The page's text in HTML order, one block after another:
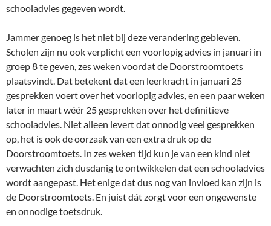
schooladvies gegeven wordt.
Jammer genoeg is het niet bij deze verandering gebleven.
Scholen zijn nu ook verplicht een voorlopig advies in januari in
groep 8 te geven, zes weken voordat de Doorstroomtoets
plaatsvindt. Dat betekent dat een leerkracht in januari 25
gesprekken voert over het voorlopig advies, en een paar weken
later in maart wéér 25 gesprekken over het definitieve
schooladvies. Niet alleen levert dat onnodig veel gesprekken
op, het is ook de oorzaak van een extra druk op de
Doorstroomtoets. In zes weken tijd kun je van een kind niet
verwachten zich dusdanig te ontwikkelen dat een schooladvies
wordt aangepast. Het enige dat dus nog van invloed kan zijn is
de Doorstroomtoets. En juist dát zorgt voor een ongewenste
en onnodige toetsdruk.